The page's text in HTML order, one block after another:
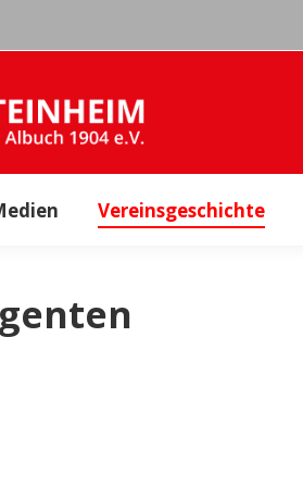
Vereinsgeschichte